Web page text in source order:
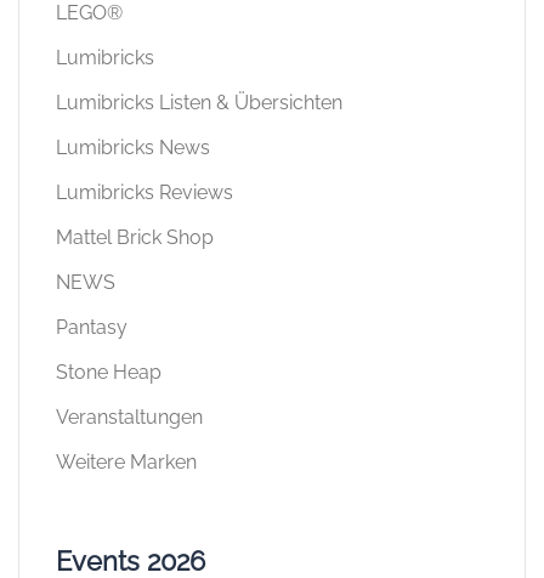
LEGO®
Lumibricks
Lumibricks Listen & Übersichten
Lumibricks News
Lumibricks Reviews
Mattel Brick Shop
NEWS
Pantasy
Stone Heap
Veranstaltungen
Weitere Marken
Events 2026